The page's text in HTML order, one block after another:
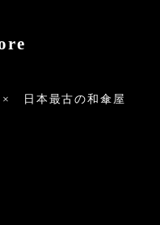
日本最古の和傘屋